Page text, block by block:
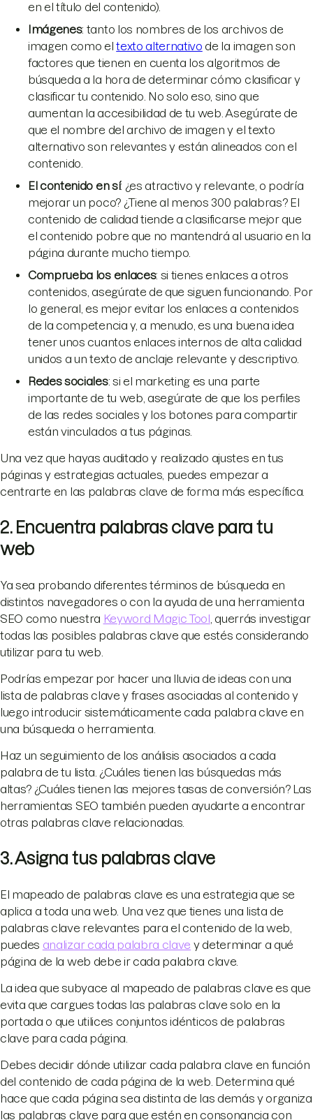
en el título del contenido).
Imágenes: tanto los nombres de los archivos de
imagen como eltexto alternativo de la imagen son
factores que tienen en cuenta los algoritmos de
búsqueda a la hora de determinar cómo clasificar y
clasificar tu contenido. No solo eso, sino que
aumentan la accesibilidad de tu web. Asegúrate de
que el nombre del archivo de imagen y el texto
alternativo son relevantes y están alineados con el
contenido.
El contenido en sí: ¿es atractivo y relevante, o podría
mejorar un poco? ¿Tiene al menos 300 palabras? El
contenido de calidad tiende a clasificarse mejor que
el contenido pobre que no mantendrá al usuario en la
página durante mucho tiempo.
Comprueba los enlaces: si tienes enlaces a otros
contenidos, asegúrate de que siguen funcionando. Por
lo general, es mejor evitar los enlaces a contenidos
de la competencia y, a menudo, es una buena idea
tener unos cuantos enlaces internos de alta calidad
unidos a un texto de anclaje relevante y descriptivo.
Redes sociales: si el marketing es una parte
importante de tu web, asegúrate de que los perfiles
de las redes sociales y los botones para compartir
están vinculados a tus páginas.
Una vez que hayas auditado y realizado ajustes en tus
páginas y estrategias actuales, puedes empezar a
centrarte en las palabras clave de forma más específica.
2. Encuentra palabras clave para tu
web
Ya sea probando diferentes términos de búsqueda en
distintos navegadores o con la ayuda de una herramienta
SEO como nuestra Keyword Magic Tool
, querrás investigar
todas las posibles palabras clave que estés considerando
utilizar para tu web.
Podrías empezar por hacer una lluvia de ideas con una
lista de palabras clave y frases asociadas al contenido y
luego introducir sistemáticamente cada palabra clave en
una búsqueda o herramienta.
Haz un seguimiento de los análisis asociados a cada
palabra de tu lista. ¿Cuáles tienen las búsquedas más
altas? ¿Cuáles tienen las mejores tasas de conversión? Las
herramientas SEO también pueden ayudarte a encontrar
otras palabras clave relacionadas.
3. Asigna tus palabras clave
El mapeado de palabras clave es una estrategia que se
aplica a toda una web. Una vez que tienes una lista de
palabras clave relevantes para el contenido de la web,
puedes analizar cada palabra clave y determinar a qué
página de la web debe ir cada palabra clave.
La idea que subyace al mapeado de palabras clave es que
evita que cargues todas las palabras clave solo en la
portada o que utilices conjuntos idénticos de palabras
clave para cada página.
Debes decidir dónde utilizar cada palabra clave en función
del contenido de cada página de la web. Determina qué
hace que cada página sea distinta de las demás y organiza
las palabras clave para que estén en consonancia con